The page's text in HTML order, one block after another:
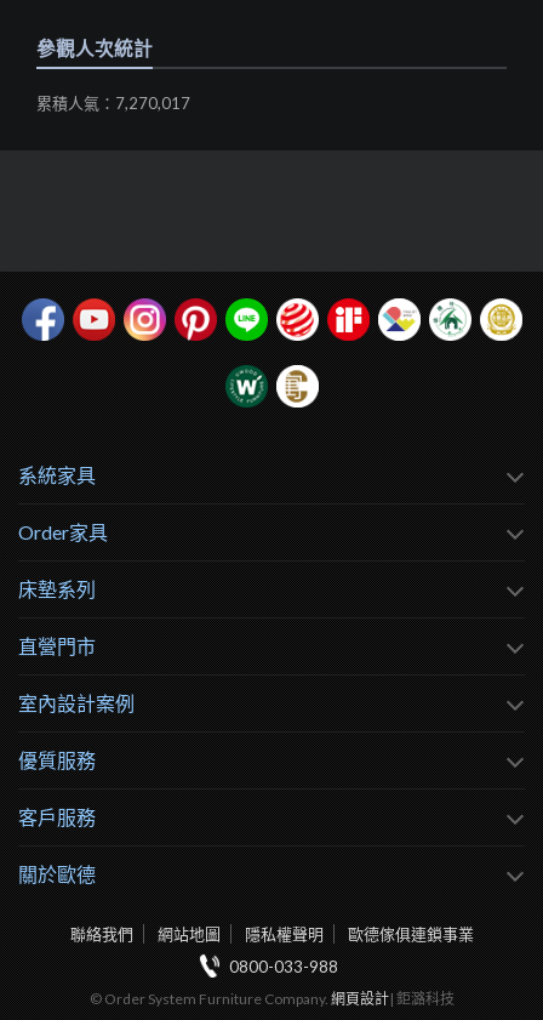
參觀人次統計
累積人氣：7,270,017
系統家具
Order家具
床墊系列
直營門市
室內設計案例
優質服務
客戶服務
關於歐德
聯絡我們 網站地圖 隱私權聲明
歐德傢俱連鎖事業
0800-033-988
© Order System Furniture Company.網頁設計| 鉅潞科技